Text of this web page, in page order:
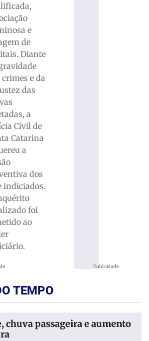
e
de
Diante
crimes e da
das
a
Civil de
Catarina
a
dos
indiciados.
foi
ao
Publicidade
TEMPO
chuva passageira e aumento